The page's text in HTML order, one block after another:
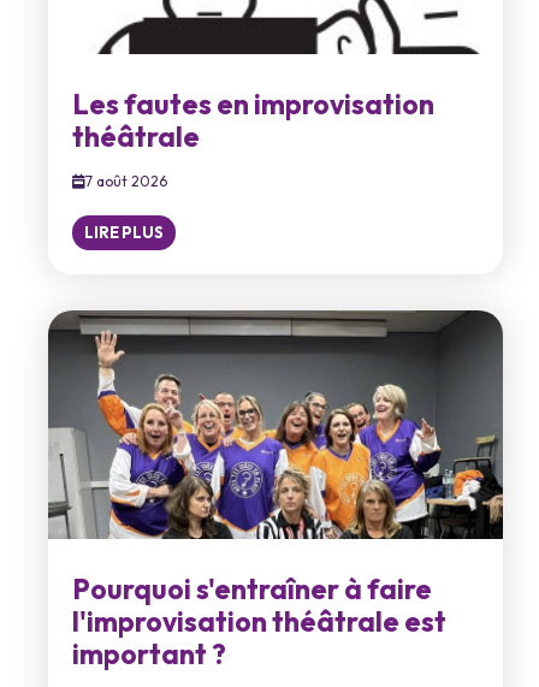
Les fautes en improvisation
théâtrale
7 août 2026
LIRE PLUS
Pourquoi s'entraîner à faire
l'improvisation théâtrale est
important ?